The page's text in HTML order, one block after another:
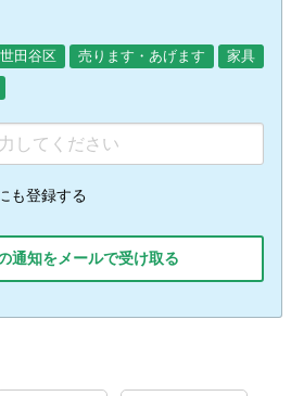
世田谷区 売ります・あげます
家具
も登録する
通知をメールで受け取る